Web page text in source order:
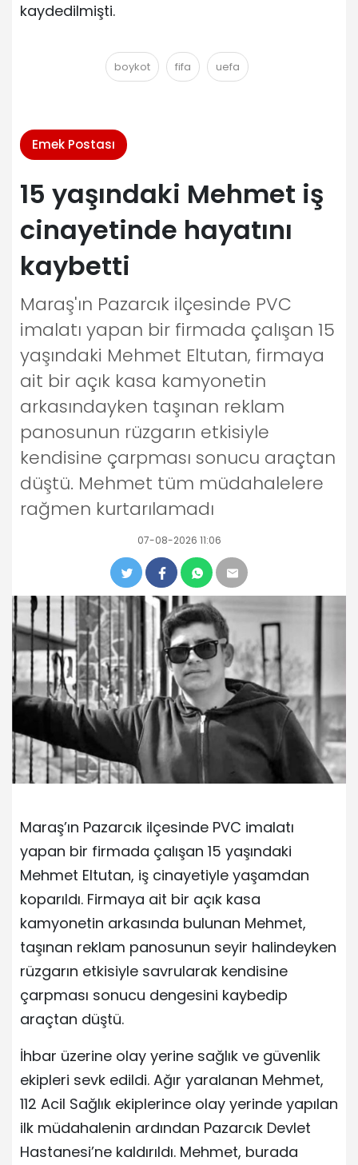
kaydedilmişti.
boykot fifa uefa
Emek Postası
15 yaşındaki Mehmet iş
cinayetinde hayatını
kaybetti
Maraş'ın Pazarcık ilçesinde PVC
imalatı yapan bir firmada çalışan 15
yaşındaki Mehmet Eltutan, firmaya
ait bir açık kasa kamyonetin
arkasındayken taşınan reklam
panosunun rüzgarın etkisiyle
kendisine çarpması sonucu araçtan
düştü. Mehmet tüm müdahalelere
rağmen kurtarılamadı
07-08-2026 11:06
Maraş’ın Pazarcık ilçesinde PVC imalatı
yapan bir firmada çalışan 15 yaşındaki
Mehmet Eltutan, iş cinayetiyle yaşamdan
koparıldı. Firmaya ait bir açık kasa
kamyonetin arkasında bulunan Mehmet,
taşınan reklam panosunun seyir halindeyken
rüzgarın etkisiyle savrularak kendisine
çarpması sonucu dengesini kaybedip
araçtan düştü.
İhbar üzerine olay yerine sağlık ve güvenlik
ekipleri sevk edildi. Ağır yaralanan Mehmet,
112 Acil Sağlık ekiplerince olay yerinde yapılan
ilk müdahalenin ardından Pazarcık Devlet
Hastanesi’ne kaldırıldı. Mehmet, burada